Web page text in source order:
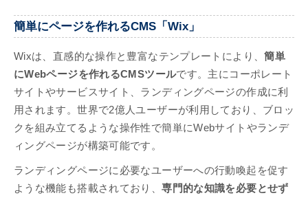
簡単にページを作れるCMS「Wix」
Wixは、直感的な操作と豊富なテンプレートにより、簡単
にWebページを作れるCMSツールです。主にコーポレート
サイトやサービスサイト、ランディングページの作成に利
用されます。世界で2億人ユーザーが利用しており、ブロッ
クを組み立てるような操作性で簡単にWebサイトやランデ
ィングページが構築可能です。
ランディングページに必要なユーザーへの行動喚起を促す
ような機能も搭載されており、専門的な知識を必要とせず